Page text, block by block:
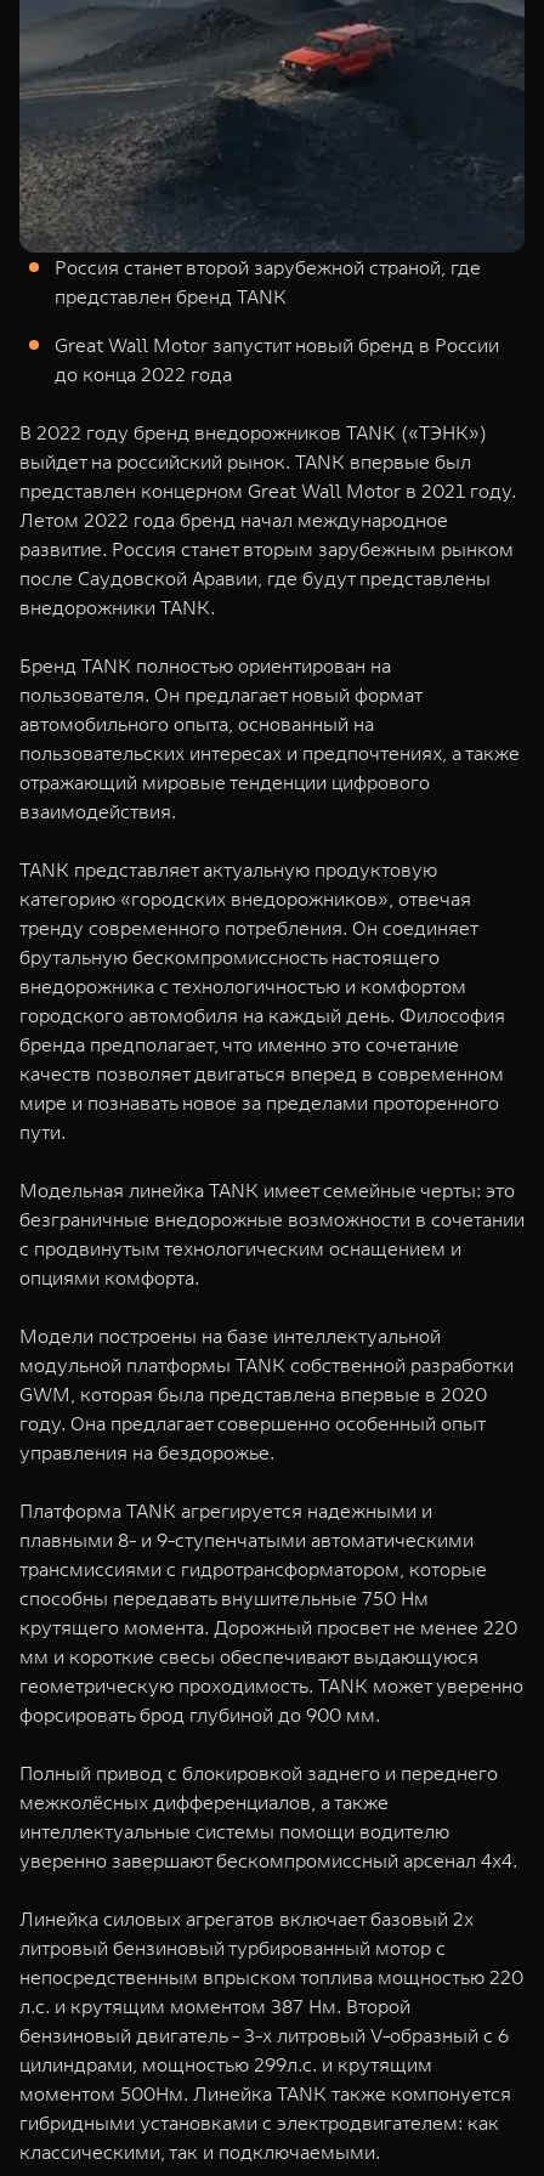
TANK 500
Веди за собой
от 6 499 000 ₽
TANK 700
Сила
WEY 07
Расширяя границы комфорта
от 6 149 000 ₽
WEY 05
WEY 80
Масштаб возможностей
от 6 449 000 ₽
WEY 80
Масштаб
от 8 099
TANK Финансы
Корпоративным клиентам
TANK ФИНАНСЫ
TANK Кредит
TANK Лизинг
TANK Страхование
Специальные предложения
Моторные масла
ЦИФРОВЫЕ СЕРВИСЫ TANK
Цифровые сервисы TANK
Подписки
Россия станет второй зарубежной страной, где
представлен бренд TANK
Great Wall Motor запустит новый бренд в России
до конца 2022 года
В 2022 году бренд внедорожников TANK («ТЭНК»)
выйдет на российский рынок. TANK впервые был
представлен концерном Great Wall Motor в 2021 году.
Летом 2022 года бренд начал международное
развитие. Россия станет вторым зарубежным рынком
после Саудовской Аравии, где будут представлены
внедорожники TANK.
Бренд TANK полностью ориентирован на
пользователя. Он предлагает новый формат
автомобильного опыта, основанный на
пользовательских интересах и предпочтениях, а также
отражающий мировые тенденции цифрового
взаимодействия.
TANK представляет актуальную продуктовую
категорию «городских внедорожников», отвечая
тренду современного потребления. Он соединяет
брутальную бескомпромиссность настоящего
внедорожника с технологичностью и комфортом
городского автомобиля на каждый день. Философия
бренда предполагает, что именно это сочетание
качеств позволяет двигаться вперед в современном
мире и познавать новое за пределами проторенного
пути.
Модельная линейка TANK имеет семейные черты: это
безграничные внедорожные возможности в сочетании
с продвинутым технологическим оснащением и
опциями комфорта.
Модели построены на базе интеллектуальной
модульной платформы TANK собственной разработки
GWM, которая была представлена впервые в 2020
году. Она предлагает совершенно особенный опыт
управления на бездорожье.
Платформа TANK агрегируется надежными и
плавными 8- и 9-ступенчатыми автоматическими
трансмиссиями с гидротрансформатором, которые
способны передавать внушительные 750 Нм
крутящего момента. Дорожный просвет не менее 220
мм и короткие свесы обеспечивают выдающуюся
геометрическую проходимость. TANK может уверенно
форсировать брод глубиной до 900 мм.
Полный привод c блокировкой заднего и переднего
межколёсных дифференциалов, а также
интеллектуальные системы помощи водителю
уверенно завершают бескомпромиссный арсенал 4х4.
Линейка силовых агрегатов включает базовый 2х
литровый бензиновый турбированный мотор с
непосредственным впрыском топлива мощностью 220
л.с. и крутящим моментом 387 Нм. Второй
бензиновый двигатель - 3-х литровый V-образный с 6
цилиндрами, мощностью 299л.с. и крутящим
моментом 500Нм. Линейка TANK также компонуется
гибридными установками с электродвигателем: как
классическими, так и подключаемыми.